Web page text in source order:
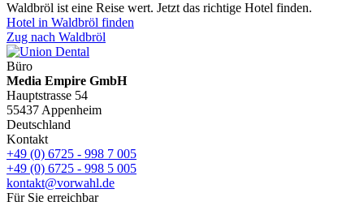
Waldbröl ist eine Reise wert. Jetzt das richtige Hotel finden.
Hotel in Waldbröl finden
Zug nach Waldbröl
Büro
Media Empire GmbH
Hauptstrasse 54
55437 Appenheim
Deutschland
Kontakt
+49 (0) 6725 - 998 7 005
+49 (0) 6725 - 998 5 005
kontakt@vorwahl.de
Für Sie erreichbar